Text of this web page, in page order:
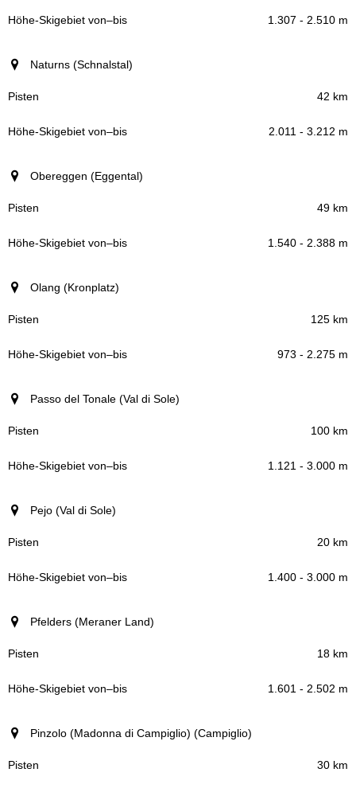
1.307 - 2.510 m
Naturns (Schnalstal)
42 km
2.011 - 3.212 m
Obereggen (Eggental)
49 km
1.540 - 2.388 m
Olang (Kronplatz)
125 km
973 - 2.275 m
Passo del Tonale (Val di Sole)
100 km
1.121 - 3.000 m
Pejo (Val di Sole)
20 km
1.400 - 3.000 m
Pfelders (Meraner Land)
18 km
1.601 - 2.502 m
Pinzolo (Madonna di Campiglio) (Campiglio)
30 km